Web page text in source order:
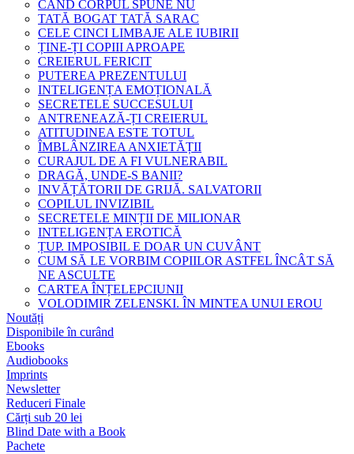
CÂND CORPUL SPUNE NU
TATĂ BOGAT TATĂ SARAC
CELE CINCI LIMBAJE ALE IUBIRII
ȚINE-ȚI COPIII APROAPE
CREIERUL FERICIT
PUTEREA PREZENTULUI
INTELIGENȚA EMOȚIONALĂ
SECRETELE SUCCESULUI
ANTRENEAZĂ-ȚI CREIERUL
ATITUDINEA ESTE TOTUL
ÎMBLÂNZIREA ANXIETĂȚII
CURAJUL DE A FI VULNERABIL
DRAGĂ, UNDE-S BANII?
INVĂȚĂTORII DE GRIJĂ. SALVATORII
COPILUL INVIZIBIL
SECRETELE MINȚII DE MILIONAR
INTELIGENȚA EROTICĂ
ȚUP. IMPOSIBIL E DOAR UN CUVÂNT
CUM SĂ LE VORBIM COPIILOR ASTFEL ÎNCÂT SĂ
NE ASCULTE
CARTEA ÎNȚELEPCIUNII
VOLODIMIR ZELENSKI. ÎN MINTEA UNUI EROU
Noutăți
Disponibile în curând
Ebooks
Audiobooks
Imprints
Newsletter
Reduceri Finale
Cărți sub 20 lei
Blind Date with a Book
Pachete